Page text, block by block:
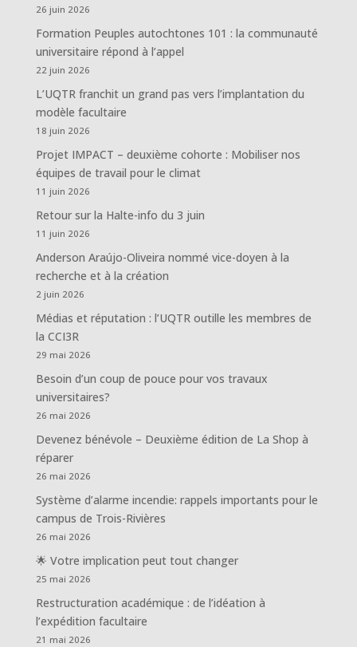
26 juin 2026
Formation Peuples autochtones 101 : la communauté
universitaire répond à l’appel
22 juin 2026
L’UQTR franchit un grand pas vers l’implantation du
modèle facultaire
18 juin 2026
Projet IMPACT – deuxième cohorte : Mobiliser nos
équipes de travail pour le climat
11 juin 2026
Retour sur la Halte-info du 3 juin
11 juin 2026
Anderson Araújo-Oliveira nommé vice-doyen à la
recherche et à la création
2 juin 2026
Médias et réputation : l’UQTR outille les membres de
la CCI3R
29 mai 2026
Besoin d’un coup de pouce pour vos travaux
universitaires?
26 mai 2026
Devenez bénévole – Deuxième édition de La Shop à
réparer
26 mai 2026
Système d’alarme incendie: rappels importants pour le
campus de Trois-Rivières
26 mai 2026
🌟 Votre implication peut tout changer
25 mai 2026
Restructuration académique : de l’idéation à
l’expédition facultaire
21 mai 2026